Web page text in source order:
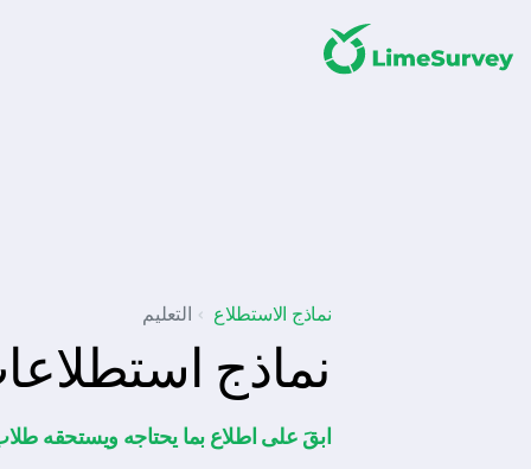
نماذج الاستطلاع التعليم
نماذج
ابقَ على اطلاع بما يحتاجه ويستحقه